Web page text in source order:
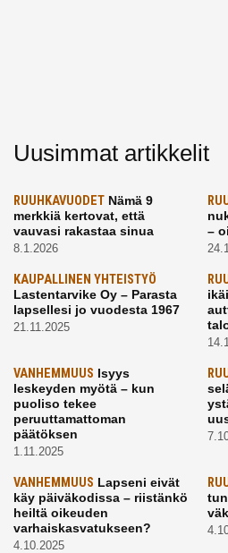
Uusimmat artikkelit
RUUHKAVUODET Nämä 9
merkkiä kertovat, että
vauvasi rakastaa sinua
8.1.2026
–
KAUPALLINEN YHTEISTYÖ
Lastentarvike Oy – Parasta
lapsellesi jo vuodesta 1967
21.11.2025
VANHEMMUUS Isyys
leskeyden myötä – kun
puoliso tekee
peruuttamattoman
päätöksen
1.11.2025
VANHEMMUUS Lapseni eivät
käy päiväkodissa – riistänkö
heiltä oikeuden
varhaiskasvatukseen?
4.10.2025